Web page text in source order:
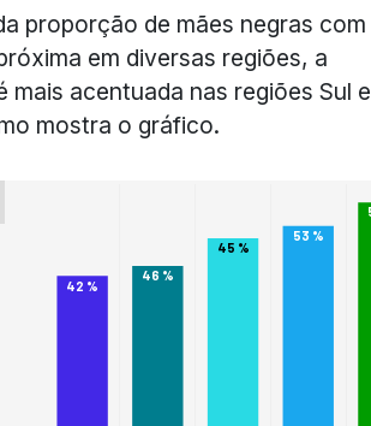
proporção de mães negras com
em diversas regiões, a
mais acentuada nas regiões Sul e
mostra o gráfico.